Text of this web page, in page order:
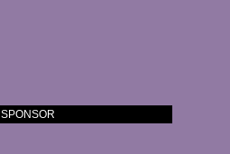
SPONSOR